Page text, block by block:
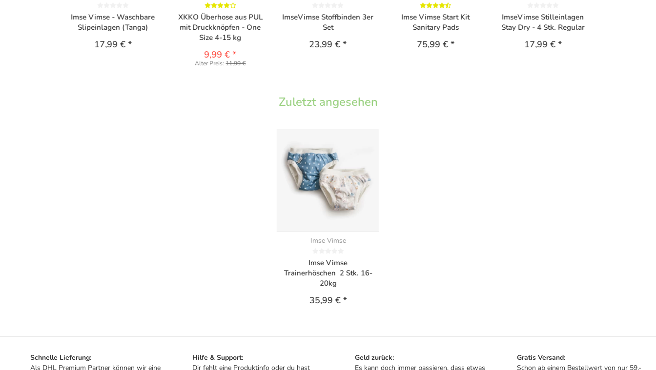
Imse Vimse - Waschbare
Slipeinlagen (Tanga)
17,99 € *
XKKO Überhose aus PUL
mit Druckknöpfen - One
Size 4-15 kg
9,99 €*
Alter Preis:11,99 €
ImseVimse Stoffbinden 3er
Set
23,99 €*
Imse Vimse Start Kit
Sanitary Pads
75,99 € *
ImseVimse Stilleinlagen
Stay Dry - 4 Stk. Regular
17,99 €*
Zuletzt angesehen
Imse Vimse
Imse Vimse
Trainerhöschen 2 Stk. 16-
20kg
35,99 € *
Schnelle Lieferung:
Als DHL Premium Partner können wir eine
Hilfe & Support:
Dir fehlt eine Produktinfo oder du hast
Geld zurück:
Es kann doch immer passieren, dass etwas
Gratis Versand:
Schon ab einem Bestellwert von nur 59,-